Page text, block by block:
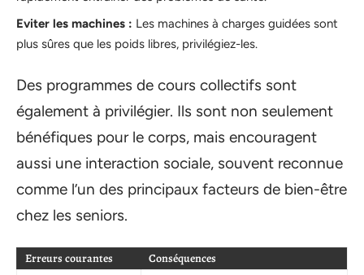
Eviter les machines : Les machines à charges guidées sont
plus sûres que les poids libres, privilégiez-les.
Des programmes de cours collectifs sont
également à privilégier. Ils sont non seulement
bénéfiques pour le corps, mais encouragent
aussi une interaction sociale, souvent reconnue
comme l’un des principaux facteurs de bien-être
chez les seniors.
Erreurs courantes Conséquences